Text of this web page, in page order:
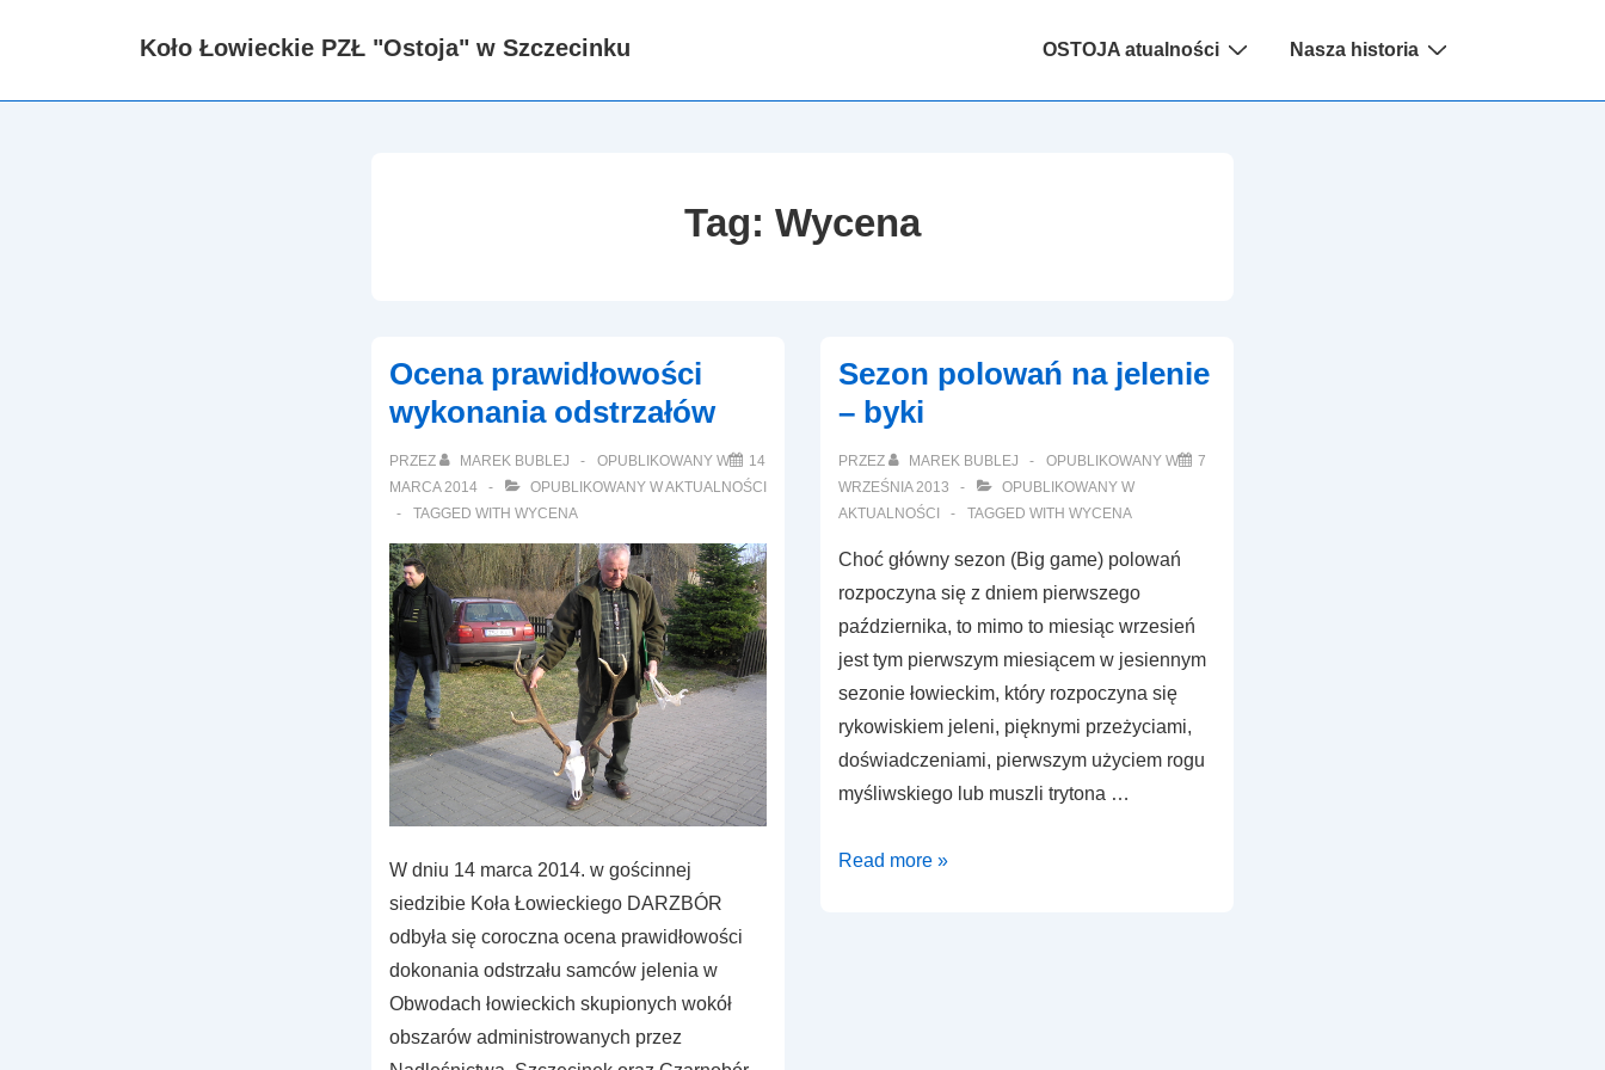
Koło Łowieckie PZŁ "Ostoja" w Szczecinku
Główna
OSTOJA atualności Nasza historia
Tag: Wycena
Ocena prawidłowości
wykonania odstrzałów
PRZEZ MAREK BUBLEJ OPUBLIKOWANY W
14
MARCA 2014
OPUBLIKOWANY WAKTUALNOŚCI
TAGGED WITH WYCENA
W dniu 14 marca 2014. w gościnnej
siedzibie Koła Łowieckiego DARZBÓR
odbyła się coroczna ocena prawidłowości
dokonania odstrzału samców jelenia w
Obwodach łowieckich skupionych wokół
obszarów administrowanych przez
Sezon polowań na jelenie
– byki
PRZEZ MAREK BUBLEJ OPUBLIKOWANY W
7
WRZEŚNIA 2013
OPUBLIKOWANY W
AKTUALNOŚCI
TAGGED WITH WYCENA
Choć główny sezon (Big game) polowań
rozpoczyna się z dniem pierwszego
października, to mimo to miesiąc wrzesień
jest tym pierwszym miesiącem w jesiennym
sezonie łowieckim, który rozpoczyna się
rykowiskiem jeleni, pięknymi przeżyciami,
doświadczeniami, pierwszym użyciem rogu
myśliwskiego lub muszli trytona …
Sezon
Read more »